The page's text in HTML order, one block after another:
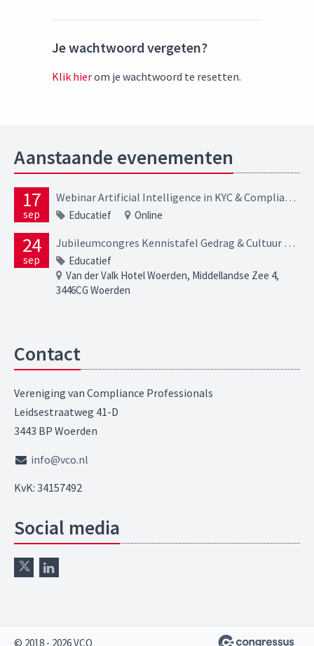
Je wachtwoord vergeten?
Klik hierom je wachtwoord te resetten.
Aanstaande evenementen
17
sep
Webinar Artificial Intelligence in KYC & Compliance Opportunities, risks and regulatory expectations
Educatief Online
24
sep
Jubileumcongres Kennistafel Gedrag & Cultuur – In verbinding
Educatief
Van der Valk Hotel Woerden, Middellandse Zee 4,
3446CG Woerden
Contact
Vereniging van Compliance Professionals
Leidsestraatweg 41-D
3443 BP Woerden
info@vco.nl
KvK: 34157492
Social media
© 2018 - 2026 VCO